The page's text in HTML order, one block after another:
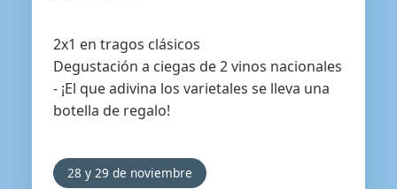
2x1 en tragos clásicos
Degustación a ciegas de 2 vinos nacionales
- ¡El que adivina los varietales se lleva una
botella de regalo!
28 y 29 de noviembre